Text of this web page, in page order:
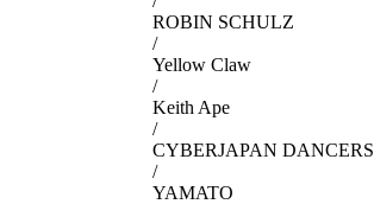
ROBIN SCHULZ
/
Yellow Claw
/
Keith Ape
/
CYBERJAPAN DANCERS
/
YAMATO